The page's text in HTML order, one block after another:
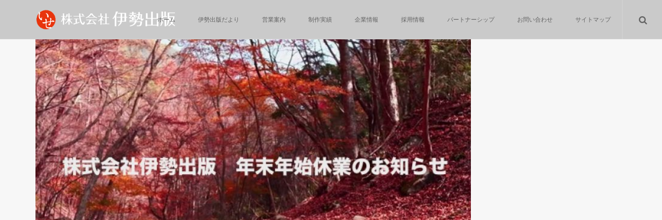
ホーム 伊勢出版だより 営業案内 制作実績 企業情報 採用情報 パートナーシップ お問い合わせ サイトマップ